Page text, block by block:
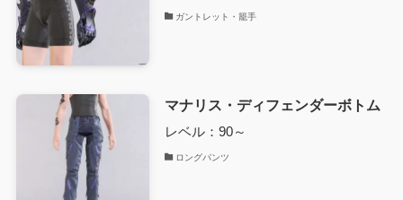
ガントレット・籠手
マナリス・ディフェンダーボトム
レベル：90～
ロングパンツ